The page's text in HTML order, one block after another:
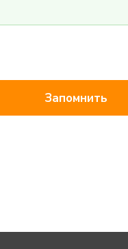
Запомнить